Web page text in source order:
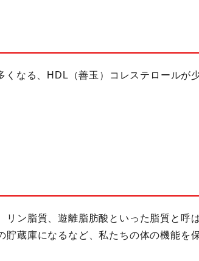
なる、HDL（善玉）コレステロールが
ン脂質、遊離脂肪酸といった脂質と呼
蔵庫になるなど、私たちの体の機能を